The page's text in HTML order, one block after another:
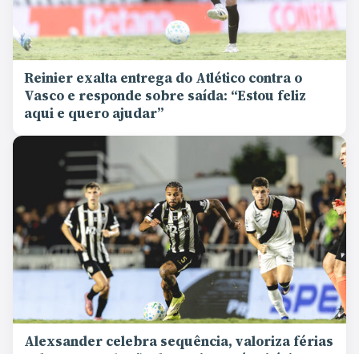
Reinier exalta entrega do Atlético contra o
Vasco e responde sobre saída: “Estou feliz
aqui e quero ajudar”
Alexsander celebra sequência, valoriza férias